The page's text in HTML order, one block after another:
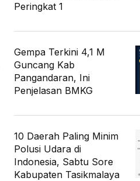
Peringkat 1
Gempa Terkini 4,1 M
Guncang Kab
Pangandaran, Ini
Penjelasan BMKG
10 Daerah Paling Minim
Polusi Udara di
Indonesia, Sabtu Sore
Kabupaten Tasikmalaya